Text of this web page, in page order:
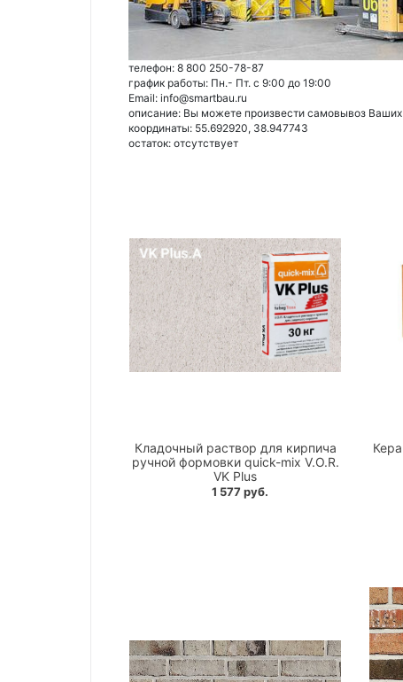
телефон: 8 800 250-78-87
график работы: Пн.- Пт. с 9:00 до 19:00
Email: info@smartbau.ru
описание: Вы можете произвести самовывоз Ваших
координаты: 55.692920, 38.947743
остаток: отсутствует
Кладочный раствор для кирпича
ручной формовки quick-mix V.O.R.
VK Plus
1 577 руб.